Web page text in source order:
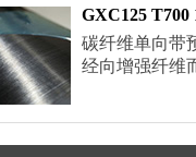
GXC125 T700
碳纤维单向带
经向增强纤维